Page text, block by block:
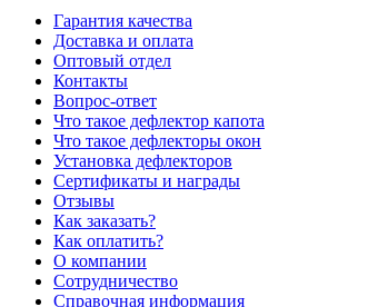
Гарантия качества
Доставка и оплата
Оптовый отдел
Контакты
Вопрос-ответ
Что такое дефлектор капота
Что такое дефлекторы окон
Установка дефлекторов
Сертификаты и награды
Отзывы
Как заказать?
Как оплатить?
О компании
Сотрудничество
Справочная информация